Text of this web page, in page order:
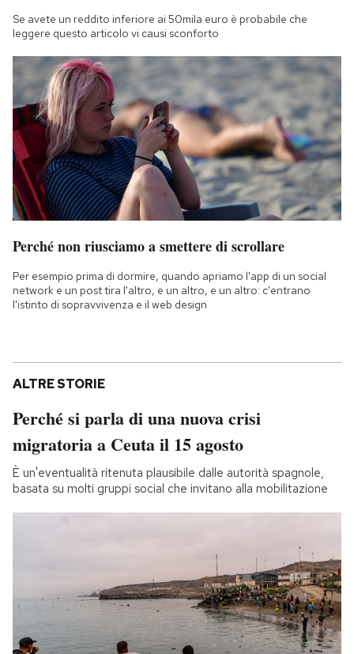
Se avete un reddito inferiore ai 50mila euro è probabile che
leggere questo articolo vi causi sconforto
Perché non riusciamo a smettere di scrollare
Per esempio prima di dormire, quando apriamo l'app di un social
network e un post tira l'altro, e un altro, e un altro: c'entrano
l'istinto di sopravvivenza e il web design
ALTRE STORIE
Perché si parla di una nuova crisi
migratoria a Ceuta il 15 agosto
È un'eventualità ritenuta plausibile dalle autorità spagnole,
basata su molti gruppi social che invitano alla mobilitazione